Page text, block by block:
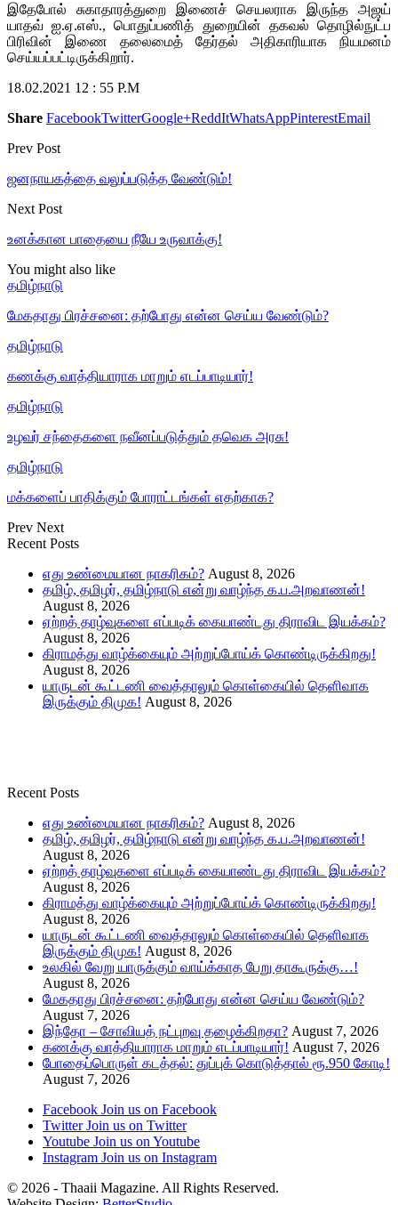
இதேபோல் சுகாதாரத்துறை இணைச் செயலராக இருந்த அஜய்
யாதவ் ஐ.ஏ.எஸ்., பொதுப்பணித் துறையின் தகவல் தொழில்நுட்ப
பிரிவின் இணை தலைமைத் தேர்தல் அதிகாரியாக நியமனம்
செய்யப்பட்டிருக்கிறார்.
18.02.2021 12 : 55 P.M
Share FacebookTwitterGoogle+ReddItWhatsAppPinterestEmail
Prev Post
ஜனநாயகத்தை வலுப்படுத்த வேண்டும்!
Next Post
உனக்கான பாதையை நீயே உருவாக்கு!
You might also like
தமிழ்நாடு
மேகதாது பிரச்சனை: தற்போது என்ன செய்ய வேண்டும்?
தமிழ்நாடு
கணக்கு வாத்தியாராக மாறும் எடப்பாடியார்!
தமிழ்நாடு
உழவர் சந்தைகளை நவீனப்படுத்தும் தவெக அரசு!
தமிழ்நாடு
மக்களைப் பாதிக்கும் போராட்டங்கள் எதற்காக?
Prev Next
Recent Posts
எது உண்மையான நாகரிகம்? August 8, 2026
தமிழ், தமிழர், தமிழ்நாடு என்று வாழ்ந்த க.ப.அறவாணன்!
August 8, 2026
ஏற்றத் தாழ்வுகளை எப்படிக் கையாண்டது திராவிட இயக்கம்?
August 8, 2026
கிராமத்து வாழ்க்கையும் அற்றுப்போய்க் கொண்டிருக்கிறது!
August 8, 2026
யாருடன் கூட்டணி வைத்தாலும் கொள்கையில் தெளிவாக
இருக்கும் திமுக! August 8, 2026
Recent Posts
எது உண்மையான நாகரிகம்? August 8, 2026
தமிழ், தமிழர், தமிழ்நாடு என்று வாழ்ந்த க.ப.அறவாணன்!
August 8, 2026
ஏற்றத் தாழ்வுகளை எப்படிக் கையாண்டது திராவிட இயக்கம்?
August 8, 2026
கிராமத்து வாழ்க்கையும் அற்றுப்போய்க் கொண்டிருக்கிறது!
August 8, 2026
யாருடன் கூட்டணி வைத்தாலும் கொள்கையில் தெளிவாக
இருக்கும் திமுக! August 8, 2026
உலகில் வேறு யாருக்கும் வாய்க்காத பேறு தாகூருக்கு…!
August 8, 2026
மேகதாது பிரச்சனை: தற்போது என்ன செய்ய வேண்டும்?
August 7, 2026
இந்தோ – சோவியத் நட்புறவு தழைக்கிறதா? August 7, 2026
கணக்கு வாத்தியாராக மாறும் எடப்பாடியார்! August 7, 2026
போதைப்பொருள் கடத்தல்: துப்புக் கொடுத்தால் ரூ.950 கோடி!
August 7, 2026
Facebook Join us on Facebook
Twitter Join us on Twitter
Youtube Join us on Youtube
Instagram Join us on Instagram
© 2026 - Thaaii Magazine. All Rights Reserved.